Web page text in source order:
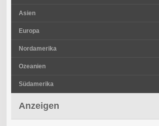
Asien
Europa
Nordamerika
Ozeanien
Südamerika
Anzeigen